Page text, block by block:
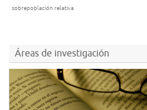
sobrepoblación relativa
Áreas de investigación